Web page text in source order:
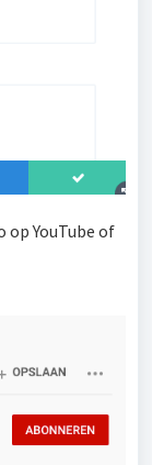
op YouTube of